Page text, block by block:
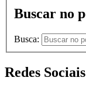
Buscar no
Busca:
Redes Sociais